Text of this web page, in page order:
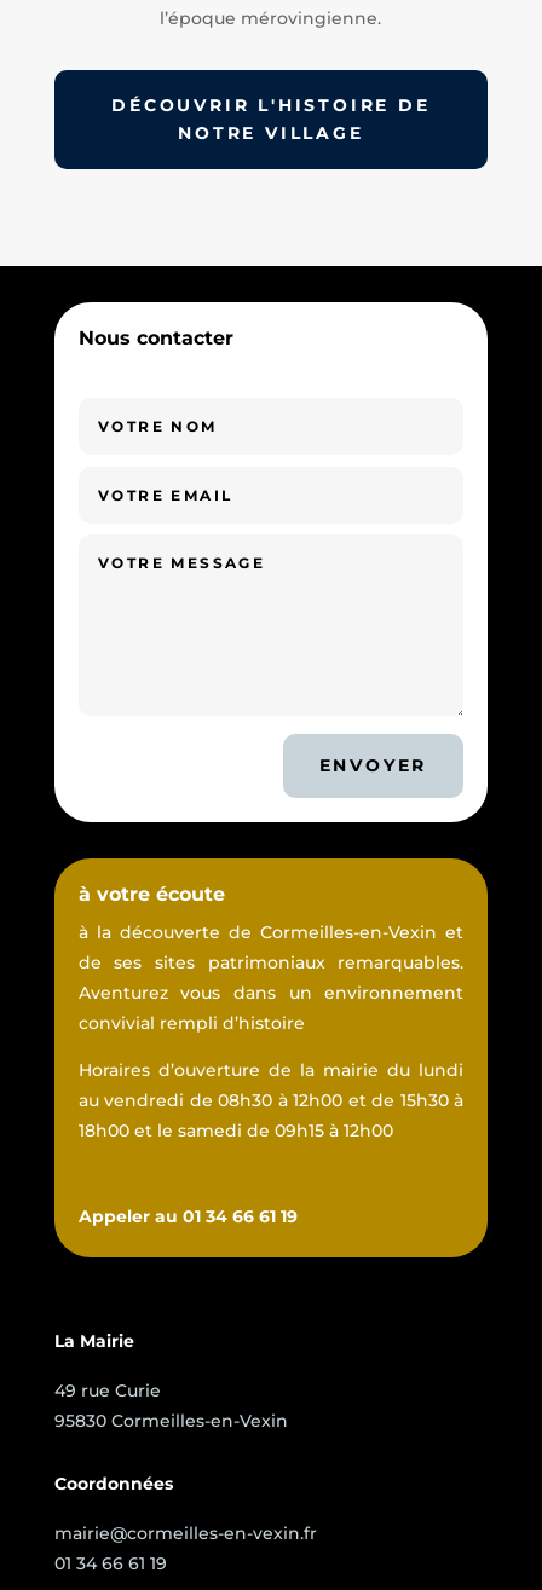
l’époque mérovingienne.
DÉCOUVRIR L'HISTOIRE DE
NOTRE VILLAGE
Nous contacter
ENVOYER
à votre écoute
à la découverte de Cormeilles-en-Vexin et
de ses sites patrimoniaux remarquables.
Aventurez vous dans un environnement
convivial rempli d’histoire
Horaires d’ouverture de la mairie du lundi
au vendredi de 08h30 à 12h00 et de 15h30 à
18h00 et le samedi de 09h15 à 12h00
Appeler au 01 34 66 61 19
La Mairie
49 rue Curie
95830 Cormeilles-en-Vexin
Coordonnées
mairie@cormeilles-en-vexin.fr
01 34 66 61 19